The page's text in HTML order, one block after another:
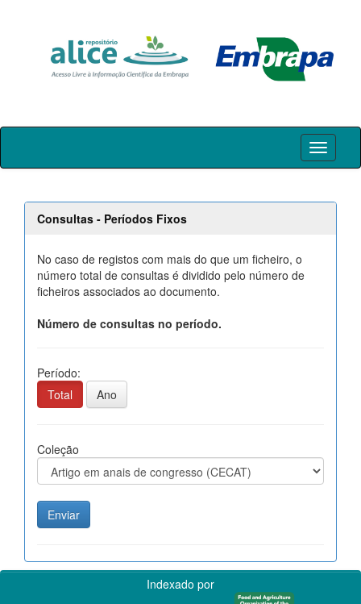
Skip
Consultas - Períodos Fixos
No caso de registos com mais do que um ficheiro, o
número total de consultas é dividido pelo número de
ficheiros associados ao documento.
Número de consultas no período.
Período:
Total
Ano
Coleção
Indexado por